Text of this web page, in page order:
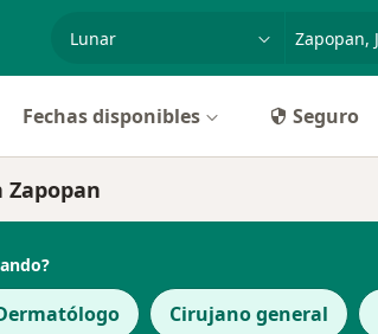
Fechas disponibles Seguro
Zapopan
Cirujano general